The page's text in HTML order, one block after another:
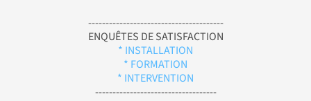
---------------------------------------
ENQUÊTES DE SATISFACTION
* INSTALLATION
* FORMATION
* INTERVENTION
-----------------------------------